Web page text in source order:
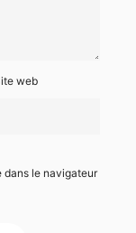
web
dans le navigateur